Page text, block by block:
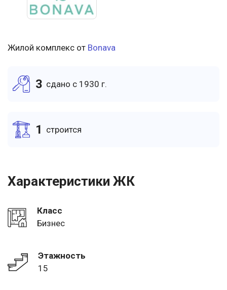
Жилой комплекс от Bonava
3 cдано c 1930 г.
1 cтроится
Характеристики ЖК
Класс
Бизнес
Этажность
15